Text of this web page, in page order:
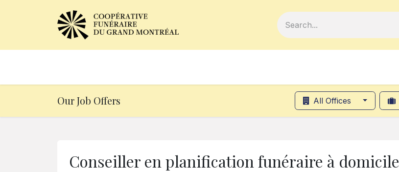
Our Job Offers All Offices
Conseiller en planification funéraire à domicile